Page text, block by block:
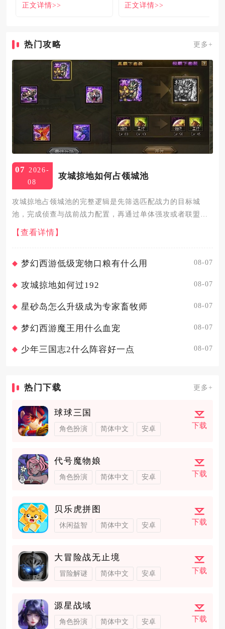
倍，
正文详情>>
解
正文详情>>
热门攻略 更多+
07
2026-
08
攻城掠地如何占领城池
攻城掠地占领城池的完整逻辑是先筛选匹配战力的目标城
池，完成侦查与战前战力配置，再通过单体强攻或者联盟合
围击溃城内守军，最后完成城池驻守与防御搭建即可正式掌
控城池，整套流程分为目标筛选、战前筹备、实战破城、战
【查看详情】
梦幻西游低级宠物口粮有什么用 08-07
攻城掠地如何过192 08-07
星砂岛怎么升级成为专家畜牧师 08-07
梦幻西游魔王用什么血宠 08-07
少年三国志2什么阵容好一点 08-07
热门下载 更多+
球球三国
角色扮演 简体中文 安卓 下载
代号魔物娘
角色扮演 简体中文 安卓 下载
贝乐虎拼图
休闲益智 简体中文 安卓 下载
大冒险战无止境
冒险解谜 简体中文 安卓 下载
源星战域
角色扮演 简体中文 安卓 下载